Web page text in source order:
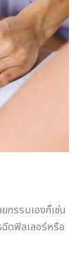
กรรมเองก็เช่น
ฉีดฟิลเลอร์หรือ